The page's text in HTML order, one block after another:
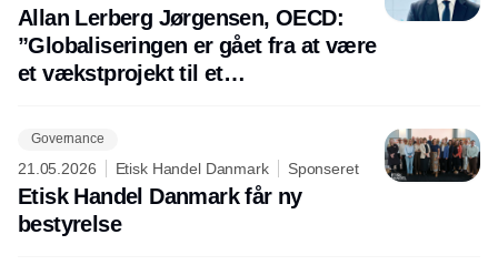
Allan Lerberg Jørgensen, OECD:
”Globaliseringen er gået fra at være
et vækstprojekt til et
Governance
21.05.2026 Etisk Handel Danmark Sponseret
Etisk Handel Danmark får ny
bestyrelse